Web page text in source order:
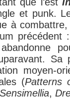
et punk.
à combattre,
moyen-
(Patterns
Sensimellia,